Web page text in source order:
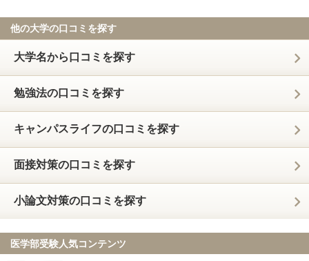
他の大学の口コミを探す
大学名から口コミを探す
勉強法の口コミを探す
キャンパスライフの口コミを探す
面接対策の口コミを探す
小論文対策の口コミを探す
医学部受験人気コンテンツ